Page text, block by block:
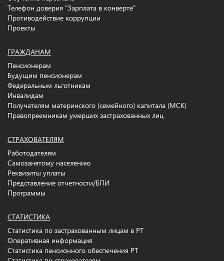
Телефон доверия "Зарплата в конверте"
Противодействие коррупции
Проекты
ГРАЖДАНАМ
Пенсионерам
Будущим пенсионерам
Федеральным льготникам
Инвалидам
Получателям материнского (семейного) капитала (МСК)
Правопреемникам умерших застрахованных лиц
СТРАХОВАТЕЛЯМ
Работодателям
Самозанятому населению
Реквизиты уплаты
Представление отчетности/БПИ
Программы
СТАТИСТИКА
Статистика по застрахованным лицам в РТ
Оперативная информация
Статистика пенсионного обеспечения РТ